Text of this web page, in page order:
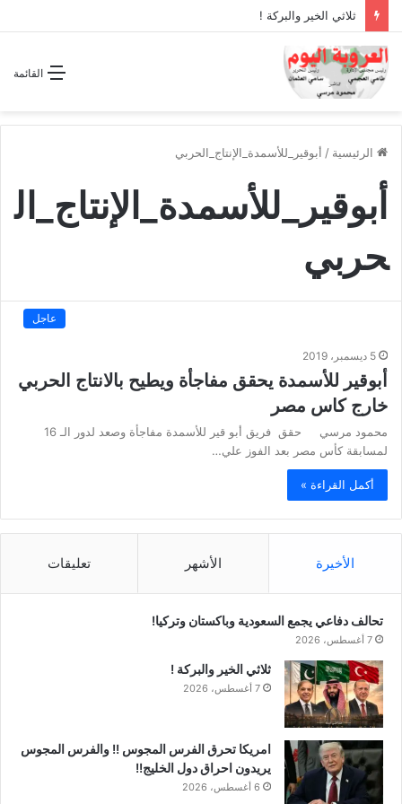
ثلاثي الخير والبركة !
القائمة
الرئيسية / أبوقير_للأسمدة_الإنتاج_الحربي
أبوقير_للأسمدة_الإنتاج_ال
حربي
عاجل
5 ديسمبر، 2019
أبوقير للأسمدة يحقق مفاجأة ويطيح بالانتاج الحربي
خارج كاس مصر
محمود مرسي حقق فريق أبو قير للأسمدة مفاجأة وصعد لدور الـ 16
لمسابقة كأس مصر بعد الفوز علي…
أكمل القراءة »
الأخيرة الأشهر تعليقات
تحالف دفاعي يجمع السعودية وباكستان وتركيا!
7 أغسطس، 2026
ثلاثي الخير والبركة !
7 أغسطس، 2026
امريكا تحرق الفرس المجوس !! والفرس المجوس
يريدون احراق دول الخليج!!
6 أغسطس، 2026